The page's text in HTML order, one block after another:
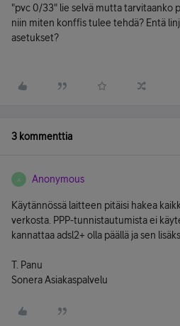
"pvc 0/33" lie selvä mutta tarvitaanko
niin miten konffis tulee tehdä? Entä
asetukset?
3 kommenttia
A Anonymous
Käytännössä laitteen pitäisi hakea
verkosta. PPP-tunnistautumista ei
kannattaa adsl2+ olla päällä ja sen
T. Panu
Sonera Asiakaspalvelu